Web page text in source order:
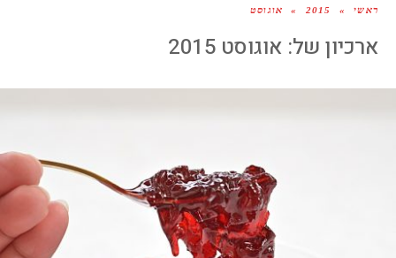
ראשי »
2015
» אוגוסט
ארכיון של:אוגוסט 2015